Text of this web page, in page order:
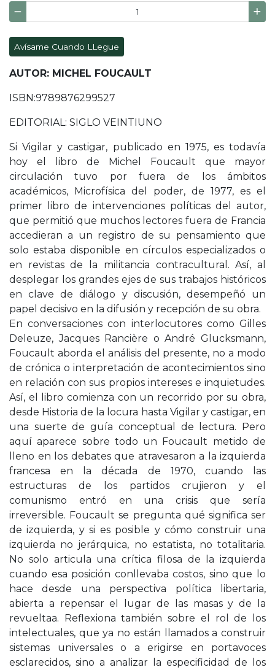
Avísame Cuando LLegue
AUTOR: MICHEL FOUCAULT
ISBN:9789876299527
EDITORIAL: SIGLO VEINTIUNO
Si Vigilar y castigar, publicado en 1975, es todavía
hoy el libro de Michel Foucault que mayor
circulación tuvo por fuera de los ámbitos
académicos, Microfísica del poder, de 1977, es el
primer libro de intervenciones políticas del autor,
que permitió que muchos lectores fuera de Francia
accedieran a un registro de su pensamiento que
solo estaba disponible en círculos especializados o
en revistas de la militancia contracultural. Así, al
desplegar los grandes ejes de sus trabajos históricos
en clave de diálogo y discusión, desempeñó un
papel decisivo en la difusión y recepción de su obra.
En conversaciones con interlocutores como Gilles
Deleuze, Jacques Rancière o André Glucksmann,
Foucault aborda el análisis del presente, no a modo
de crónica o interpretación de acontecimientos sino
en relación con sus propios intereses e inquietudes.
Así, el libro comienza con un recorrido por su obra,
desde Historia de la locura hasta Vigilar y castigar, en
una suerte de guía conceptual de lectura. Pero
aquí aparece sobre todo un Foucault metido de
lleno en los debates que atravesaron a la izquierda
francesa en la década de 1970, cuando las
estructuras de los partidos crujieron y el
comunismo entró en una crisis que sería
irreversible. Foucault se pregunta qué significa ser
de izquierda, y si es posible y cómo construir una
izquierda no jerárquica, no estatista, no totalitaria.
No solo articula una crítica filosa de la izquierda
cuando esa posición conllevaba costos, sino que lo
hace desde una perspectiva política libertaria,
abierta a repensar el lugar de las masas y de la
revueltaa. Reflexiona también sobre el rol de los
intelectuales, que ya no están llamados a construir
sistemas universales o a erigirse en portavoces
esclarecidos, sino a analizar la especificidad de los